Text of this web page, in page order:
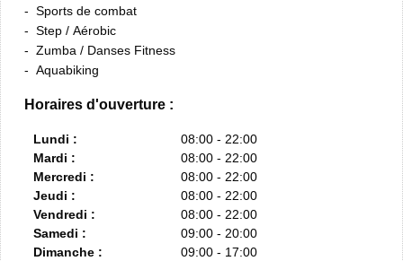
Sports de combat
Step / Aérobic
Zumba / Danses Fitness
Aquabiking
Horaires d'ouverture :
Lundi :
08:00 - 22:00
Mardi :
08:00 - 22:00
Mercredi :
08:00 - 22:00
Jeudi :
08:00 - 22:00
Vendredi :
08:00 - 22:00
Samedi :
09:00 - 20:00
Dimanche :
09:00 - 17:00